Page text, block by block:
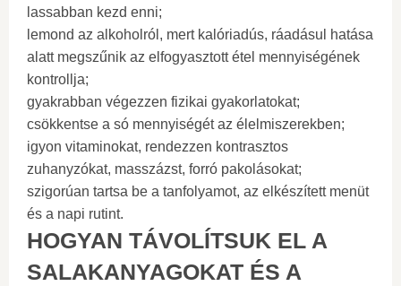
lassabban kezd enni;
lemond az alkoholról, mert kalóriadús, ráadásul hatása
alatt megszűnik az elfogyasztott étel mennyiségének
kontrollja;
gyakrabban végezzen fizikai gyakorlatokat;
csökkentse a só mennyiségét az élelmiszerekben;
igyon vitaminokat, rendezzen kontrasztos
zuhanyzókat, masszázst, forró pakolásokat;
szigorúan tartsa be a tanfolyamot, az elkészített menüt
és a napi rutint.
HOGYAN TÁVOLÍTSUK EL A
SALAKANYAGOKAT ÉS A